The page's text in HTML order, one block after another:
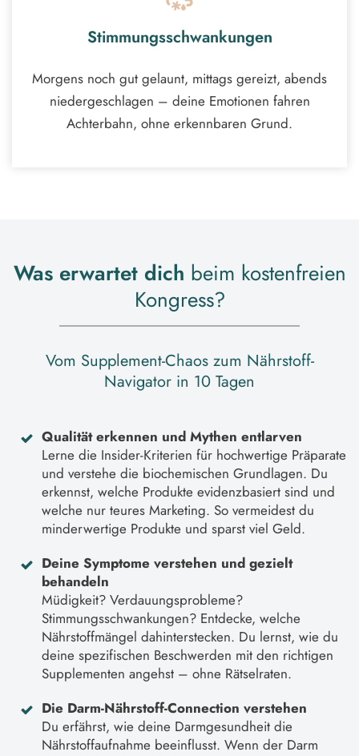
Stimmungsschwankungen
Morgens noch gut gelaunt, mittags gereizt, abends
niedergeschlagen – deine Emotionen fahren
Achterbahn, ohne erkennbaren Grund.
Was erwartet dich beim kostenfreien
Kongress?
Vom Supplement-Chaos zum Nährstoff-
Navigator in 10 Tagen
Qualität erkennen und Mythen entlarven
Lerne die Insider-Kriterien für hochwertige Präparate
und verstehe die biochemischen Grundlagen. Du
erkennst, welche Produkte evidenzbasiert sind und
welche nur teures Marketing. So vermeidest du
minderwertige Produkte und sparst viel Geld.
Deine Symptome verstehen und gezielt
behandeln
Müdigkeit? Verdauungsprobleme?
Stimmungsschwankungen? Entdecke, welche
Nährstoffmängel dahinterstecken. Du lernst, wie du
deine spezifischen Beschwerden mit den richtigen
Supplementen angehst – ohne Rätselraten.
Die Darm-Nährstoff-Connection verstehen
Du erfährst, wie deine Darmgesundheit die
Nährstoffaufnahme beeinflusst. Wenn der Darm